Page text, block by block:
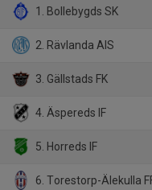
1. Bollebygds SK
2. Rävlanda AIS
3. Gällstads FK
4. Äspereds IF
5. Horreds IF
6. Torestorp-Älekulla